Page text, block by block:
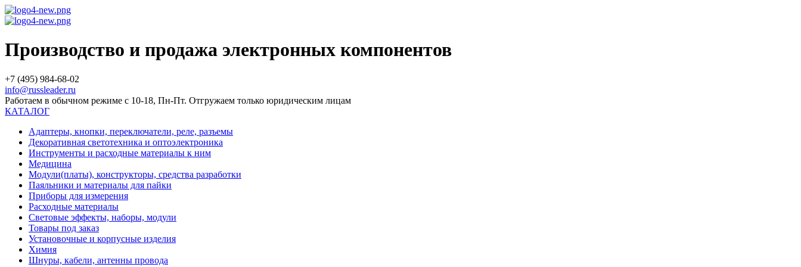
Производство и продажа электронных компонентов
+7 (495) 984-68-02
info@russleader.ru
Работаем в обычном режиме с 10-18, Пн-Пт. Отгружаем только юридическим лицам
КАТАЛОГ
Адаптеры, кнопки, переключатели, реле, разъемы
Декоративная светотехника и оптоэлектроника
Инструменты и расходные материалы к ним
Медицина
Модули(платы), конструкторы, средства разработки
Паяльники и материалы для пайки
Приборы для измерения
Расходные материалы
Световые эффекты, наборы, модули
Товары под заказ
Установочные и корпусные изделия
Химия
Шнуры, кабели, антенны провода